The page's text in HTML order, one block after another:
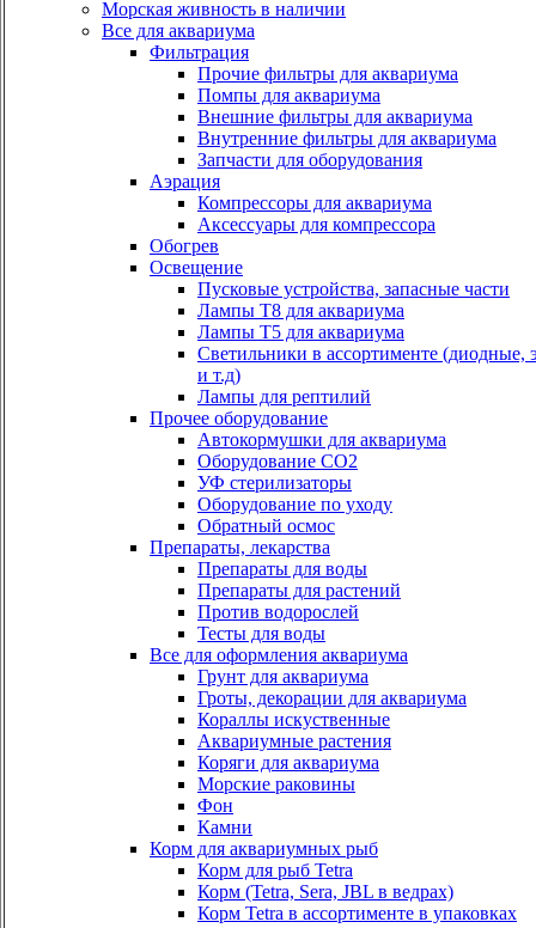
Морская живность в наличии
Все для аквариума
Фильтрация
Прочие фильтры для аквариума
Помпы для аквариума
Внешние фильтры для аквариума
Внутренние фильтры для аквариума
Запчасти для оборудования
Аэрация
Компрессоры для аквариума
Аксессуары для компрессора
Обогрев
Освещение
Пусковые устройства, запасные части
Лампы Т8 для аквариума
Лампы Т5 для аквариума
Светильники в ассортименте (диодные,
и т.д)
Лампы для рептилий
Прочее оборудование
Автокормушки для аквариума
Оборудование СО2
УФ стерилизаторы
Оборудование по уходу
Обратный осмос
Препараты, лекарства
Препараты для воды
Препараты для растений
Против водорослей
Тесты для воды
Все для оформления аквариума
Грунт для аквариума
Гроты, декорации для аквариума
Кораллы искуственные
Аквариумные растения
Коряги для аквариума
Морские раковины
Фон
Камни
Корм для аквариумных рыб
Корм для рыб Tetra
Корм (Tetra, Sera, JBL в ведрах)
Корм Tetra в ассортименте в упаковках